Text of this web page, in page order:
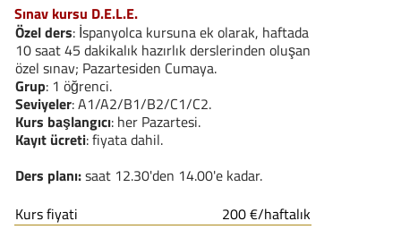
Sınav kursu D.E.L.E.
Özel ders: İspanyolca kursuna ek olarak, haftada
10 saat 45 dakikalık hazırlık derslerinden oluşan
özel sınav; Pazartesiden Cumaya.
Grup: 1 öğrenci.
Seviyeler: A1/A2/B1/B2/C1/C2.
Kurs başlangıcı: her Pazartesi.
Kayıt ücreti: fiyata dahil.
Ders planı:saat 12.30'den 14.00'e kadar.
Kurs fiyati
200 €/haftalık